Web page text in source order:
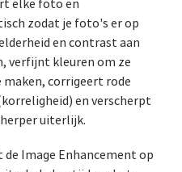
elke foto en
zodat je foto's er op
en contrast aan
verfijnt kleuren om ze
corrigeert rode
en verscherpt
uiterlijk.
Image Enhancement op